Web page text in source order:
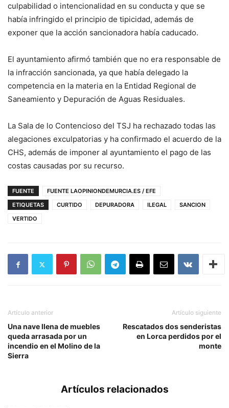
culpabilidad o intencionalidad en su conducta y que se
había infringido el principio de tipicidad, además de
exponer que la acción sancionadora había caducado.
El ayuntamiento afirmó también que no era responsable de
la infracción sancionada, ya que había delegado la
competencia en la materia en la Entidad Regional de
Saneamiento y Depuración de Aguas Residuales.
La Sala de lo Contencioso del TSJ ha rechazado todas las
alegaciones exculpatorias y ha confirmado el acuerdo de la
CHS, además de imponer al ayuntamiento el pago de las
costas causadas por su recurso.
FUENTE
FUENTE LAOPINIONDEMURCIA.ES / EFE
ETIQUETAS
CURTIDO DEPURADORA ILEGAL
SANCION
VERTIDO
Artículo anterior
Una nave llena de muebles
queda arrasada por un
incendio en el Molino de la
Sierra
Artículo siguiente
Rescatados dos senderistas
en Lorca perdidos por el
monte
Artículos relacionados